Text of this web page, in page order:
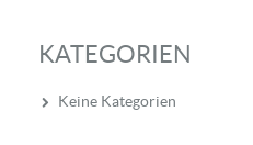
KATEGORIEN
Keine Kategorien